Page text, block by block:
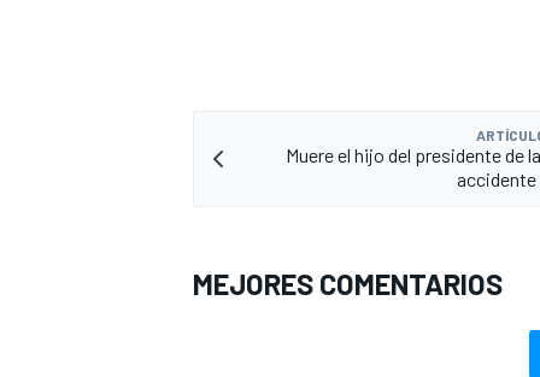
Muere el hijo del presidente de
MEJORES COMENTARIOS